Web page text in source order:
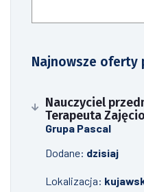
Najnowsze oferty
Nauczyciel
Terapeuta
Grupa Pascal
Dodane: dzisiaj
Lokalizacja: